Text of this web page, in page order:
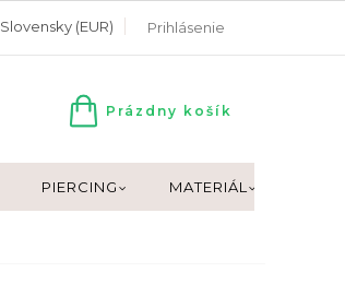
Slovensky (EUR) Prihlásenie
NÁKUPNÝ
Prázdny košík
PIERCING MATERIÁL